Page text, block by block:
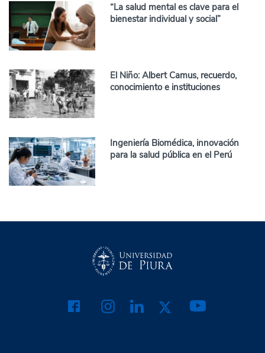
“La salud mental es clave para el
bienestar individual y social”
El Niño: Albert Camus, recuerdo,
conocimiento e instituciones
Ingeniería Biomédica, innovación
para la salud pública en el Perú